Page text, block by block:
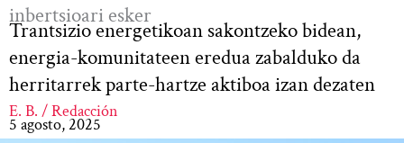
inbertsioari esker
Trantsizio energetikoan sakontzeko bidean,
energia-komunitateen eredua zabalduko da
herritarrek parte-hartze aktiboa izan dezaten
E. B. / Redacción
5 agosto, 2025